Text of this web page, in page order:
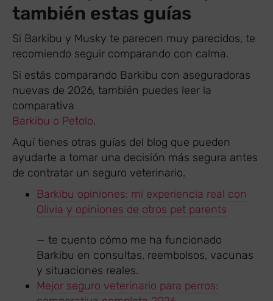
también estas guías
Si Barkibu y Musky te parecen muy parecidos, te
recomiendo seguir comparando con calma.
Si estás comparando Barkibu con aseguradoras
nuevas de 2026, también puedes leer la
comparativa
Barkibu o Petolo.
Aquí tienes otras guías del blog que pueden
ayudarte a tomar una decisión más segura antes
de contratar un seguro veterinario.
Barkibu opiniones: mi experiencia real con
Olivia y opiniones de otros pet parents
— te cuento cómo me ha funcionado
Barkibu en consultas, reembolsos, vacunas
y situaciones reales.
Mejor seguro veterinario para perros: